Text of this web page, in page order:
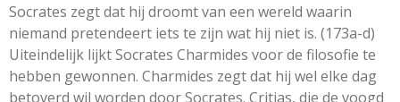
Socrates zegt dat hij droomt van een wereld waarin
niemand pretendeert iets te zijn wat hij niet is. (173a-d)
Uiteindelijk lijkt Socrates Charmides voor de filosofie te
hebben gewonnen. Charmides zegt dat hij wel elke dag
betoverd wil worden door Socrates. Critias, die de voogd